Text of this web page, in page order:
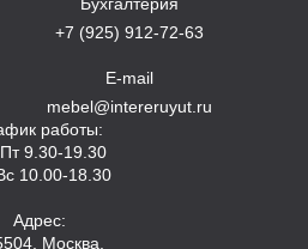
+7 (925) 912-72-63
E-mail
mebel@intereruyut.ru
работы:
9.30-19.30
10.00-18.30
Адрес:
Москва,